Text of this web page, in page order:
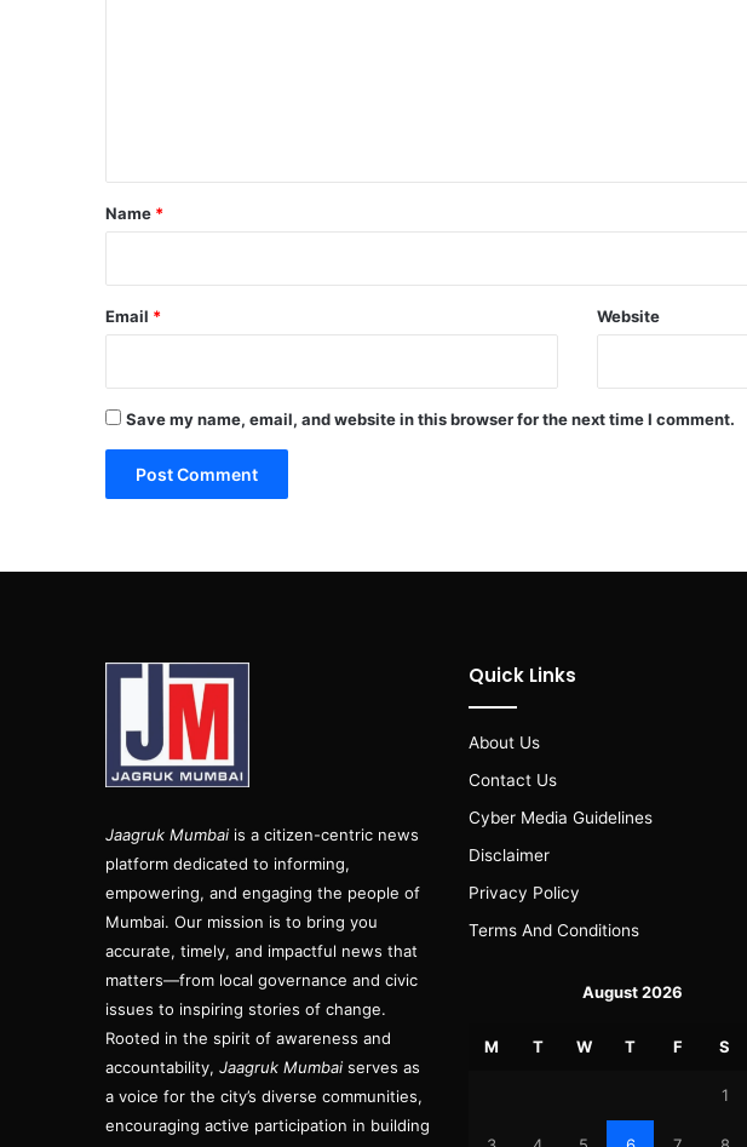
*
Name *
Email * Website
Save my name, email, and website in this browser for the next time I comment.
Jaagruk Mumbai is a citizen-centric news
platform dedicated to informing,
empowering, and engaging the people of
Mumbai. Our mission is to bring you
accurate, timely, and impactful news that
matters—from local governance and civic
issues to inspiring stories of change.
Rooted in the spirit of awareness and
accountability, Jaagruk Mumbai serves as
a voice for the city’s diverse communities,
encouraging active participation in building
Quick Links
About Us
Contact Us
Cyber Media Guidelines
Disclaimer
Privacy Policy
Terms And Conditions
August 2026
M T W T F S
1